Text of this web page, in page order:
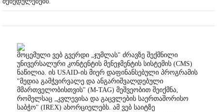
მოცემული ვებ გვერდი „ჯუმლას" ძრავზე შექმნილი
უნივერსალური კონტენტის მენეჯმენტის სისტემის (CMS)
ნაწილია. ის USAID-ის მიერ დაფინანსებული პროგრამის
"მედია გამჭვირვალე და ანგარიშვალდებული
მმართველობისთვის" (M-TAG) მეშვეობით შეიქმნა,
რომელსაც „კვლევისა და გაცვლების საერთაშორისო
საბჭო" (IREX) ახორციელებს. ამ ვებ საიტზე